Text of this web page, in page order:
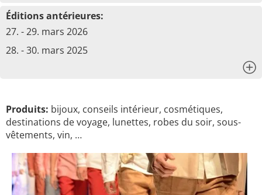
Éditions antérieures:
27. - 29. mars 2026
28. - 30. mars 2025
Produits: bijoux, conseils intérieur, cosmétiques,
destinations de voyage, lunettes, robes du soir, sous-
vêtements, vin, …